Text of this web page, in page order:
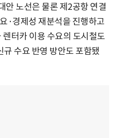
안 노선은 물론 제2공항 연결
·경제성 재분석을 진행하고
터카 이용 수요의 도시철도
수요 반영 방안도 포함됐